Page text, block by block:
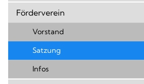
Förderverein
Vorstand
Satzung
Infos